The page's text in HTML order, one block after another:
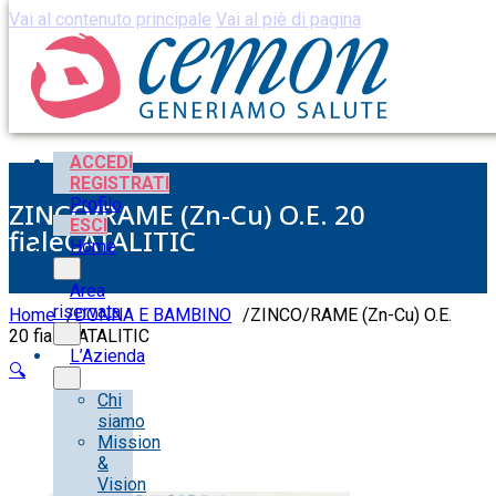
Vai al contenuto principale Vai al piè di pagina
ACCEDI
REGISTRATI
Profilo
ESCI
Home
Area
riservata
L’Azienda
Chi
siamo
Mission
&
Vision
ZINCO/RAME (Zn-Cu) O.E. 20
fialeCATALITIC
Home /DONNA E BAMBINO /ZINCO/RAME (Zn-Cu) O.E.
20 fialeCATALITIC
🔍